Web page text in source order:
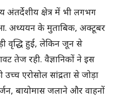
अंतर्देशीय क्षेत्र में भी लगभग
अध्ययन के मुताबिक, अक्टूबर
वृद्धि हुई, लेकिन जून से
तेज रही. वैज्ञानिकों ने इस
एरोसोल सांद्रता से जोड़ा
बायोमास जलाने और वाहनों